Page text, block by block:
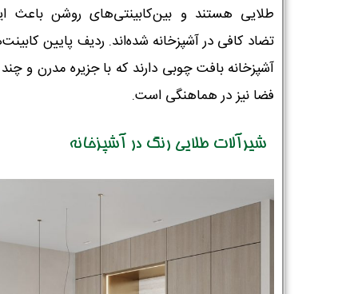
طلایی هستند و بین‌کابینتی‌های روشن باعث
تضاد کافی در آشپزخانه شده‌اند. ردیف پایین
آشپزخانه بافت چوبی دارند که با جزیره مدرن و
فضا نیز در هماهنگی است.
شیرآلات طلایی رنگ در آشپزخانه